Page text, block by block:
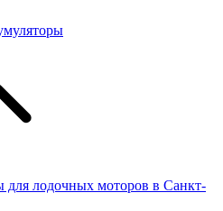
для лодочных моторов в Санкт-